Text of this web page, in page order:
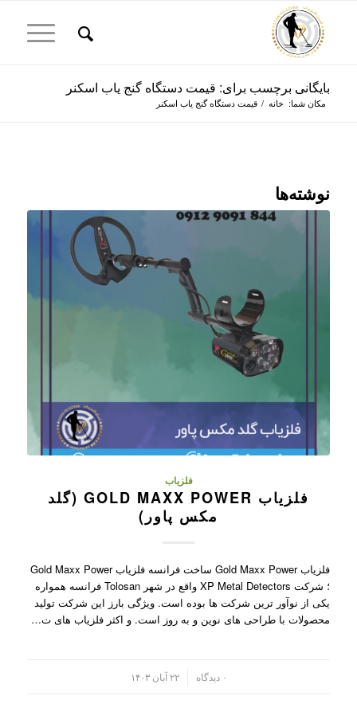
بایگانی برچسب برای: قیمت دستگاه گنج یاب اسکنر
مکان شما: خانه / قیمت دستگاه گنج یاب اسکنر
نوشته‌ها
فلزیاب
فلزیاب GOLD MAXX POWER (گلد
مکس پاور)
فلزیاب Gold Maxx Power ساخت فرانسه فلزیاب Gold Maxx Power
؛ شرکت XP Metal Detectors واقع در شهر Tolosan فرانسه همواره
یکی از نوآور ترین شرکت ها بوده است. ویژگی بارز این شرکت تولید
محصولات با طراحی های نوین و به روز است. و اکثر فلزیاب های ت…
۰ دیدگاه ۲۲ آبان ۱۴۰۳